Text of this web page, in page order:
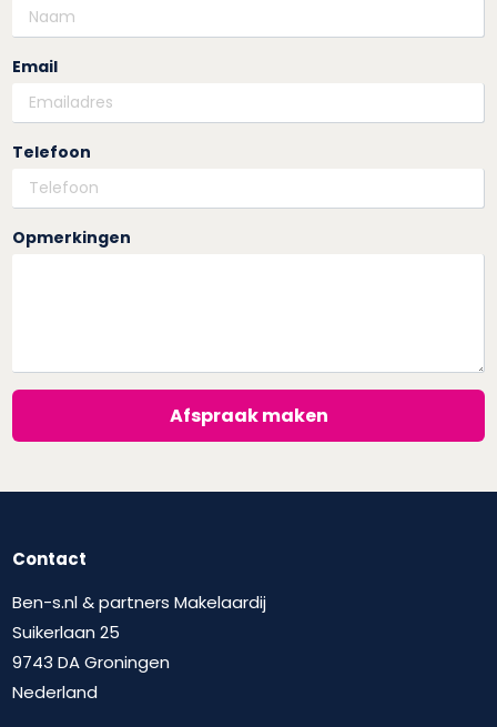
Email
Telefoon
Opmerkingen
Afspraak maken
Contact
Ben-s.nl & partners Makelaardij
Suikerlaan 25
9743 DA Groningen
Nederland